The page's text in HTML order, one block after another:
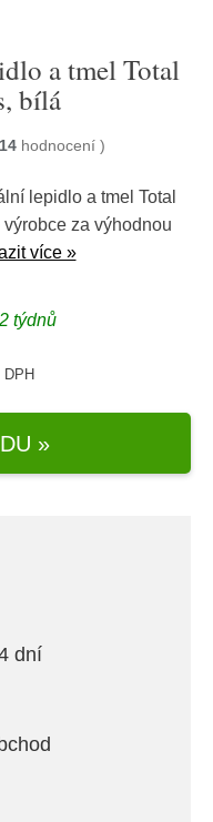
a tmel Total
bílá
14 hodnocení )
lepidlo a tmel Total
za výhodnou
více »
týdnů
»
dní